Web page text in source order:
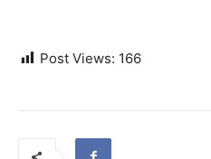
Post Views: 166